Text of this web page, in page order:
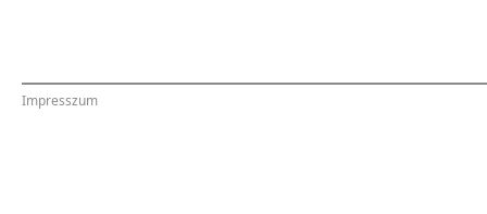
Impresszum